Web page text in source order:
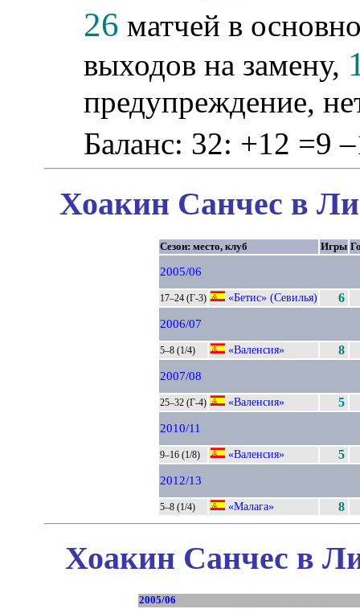
26 матчей в
выходов на замену,
предупреждение,
Баланс: 32: +12 =9
Хоакин Санчес в
Сезон: место, клуб Игры
2005/06
17–24 (Г-3) «Бетис» (Севилья) 6
2006/07
5–8 (1/4) «Валенсия» 8
2007/08
25–32 (Г-4) «Валенсия» 5
2010/11
9–16 (1/8) «Валенсия» 5
2012/13
5–8 (1/4) «Малага» 8
Хоакин Санчес в
2005/06